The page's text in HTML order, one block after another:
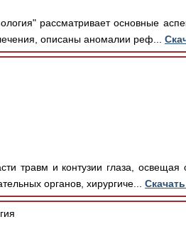
рассматривает основные
описаны аномалии реф...
травм и контузии глаза,
органов, хирургиче...